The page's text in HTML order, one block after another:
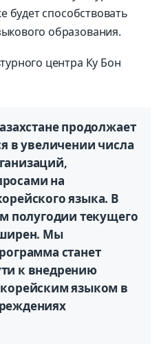
будет способствовать
образования.
центра Ку Бон
продолжает
в увеличении числа
на
языка. В
полугодии текущего
Мы
станет
к внедрению
языком в